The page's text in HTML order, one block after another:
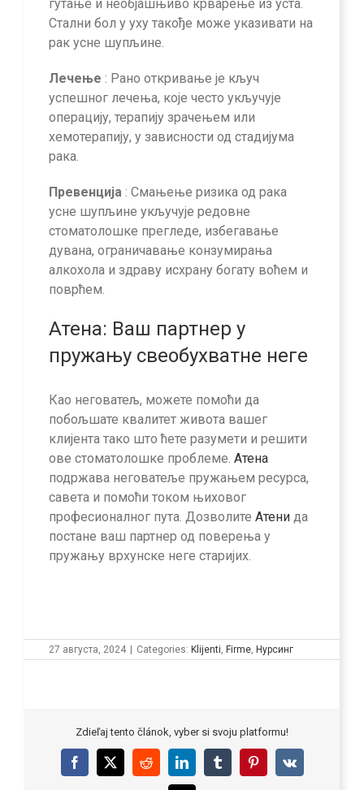
гутање и необјашњиво крварење из уста.
Стални бол у уху такође може указивати на
рак усне шупљине.
Лечење : Рано откривање је кључ
успешног лечења, које често укључује
операцију, терапију зрачењем или
хемотерапију, у зависности од стадијума
рака.
Превенција : Смањење ризика од рака
усне шупљине укључује редовне
стоматолошке прегледе, избегавање
дувана, ограничавање конзумирања
алкохола и здраву исхрану богату воћем и
поврћем.
Атена: Ваш партнер у
пружању свеобухватне неге
Као неговатељ, можете помоћи да
побољшате квалитет живота вашег
клијента тако што ћете разумети и решити
ове стоматолошке проблеме. Атена
подржава неговатеље пружањем ресурса,
савета и помоћи током њиховог
професионалног пута. Дозволите Атени да
постане ваш партнер од поверења у
пружању врхунске неге старијих.
27 августа, 2024 | Categories: Klijenti, Firme, Нурсинг
Zdieľaj tento článok, vyber si svoju platformu!
Facebook
X RedditLinkedInTumblrPinterest
Vk